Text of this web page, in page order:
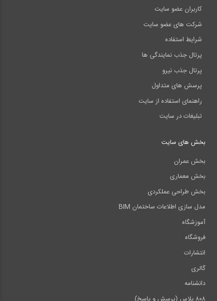
کاربران عضو سایت
شرکت های عضو سایت
شرایط استفاده
پرتال جذب نمایندگی ها
پرتال جذب نیرو
پرسش های متداول
راهنمای استفاده از سایت
تبلیغات در سایت
بخش های سایت
بخش عمران
بخش معماری
بخش طراحی عملکردی
مدل سازی اطلاعات ساختمان BIM
آموزشگاه
فروشگاه
انتشارات
گالری
دانشنامه